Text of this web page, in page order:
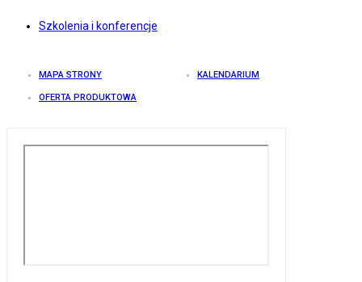
Szkolenia i konferencje
MAPA STRONY KALENDARIUM
OFERTA PRODUKTOWA